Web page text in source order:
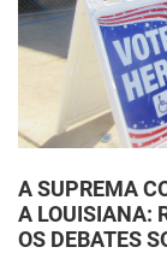
A SUPREMA
A LOUISIANA:
OS DEBATES